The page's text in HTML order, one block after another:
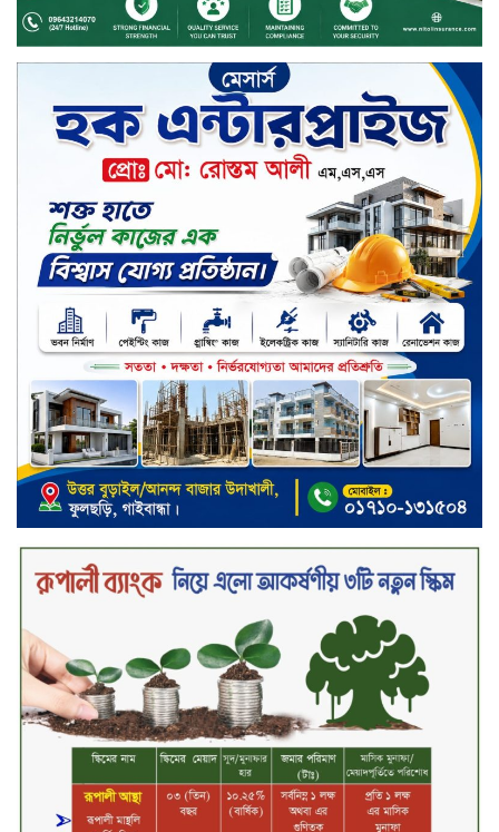
তৃতীয় ব্যাংক হিসেবে সম্মিলিত ইসলামী
ব্যাংকের নিয়ন্ত্রণে ফার্স্ট সিকিউরিটি
চার সংকটাপন্ন এনবিএফআইয়ে প্রশাসক
নিয়োগ দিল বাংলাদেশ ব্যাংক
এসএসসিতে সিলেটে পাসের হার
৫৮.৩৩, জিপিএ-৫ পয়েছে ৩৮৩৬
হরিপুরে সার সংকট আর কতদিন লাইনে
দাঁড়িয়ে কৃষকে সার কিনতে হবে ?
কালিয়ায় সংবাদ সম্মেলনে আনা
অভিযোগকে ‘মিথ্যা ও ভিত্তিহীন’ দাবি
করে পাল্টা সংবাদ সম্মেলন
দেশীয় গ্রাহকদের জন্য বৈশ্বিক উদ্ভাবন:
সিঙ্গার বাংলাদেশ নিয়ে এলো বেকো
প্রাইম্যাক্স সিরিজ টেলিভিশন
স্মার্টফোন ডিসপ্লেতে নতুন যুগ: ০ মিমি
বর্ডারলেস কনসেপ্ট আনল টেকনো
মাধবপুরে সিএনজি ও ট্রাকের মুখোমুখি
সংঘর্ষে নিহত দুই জন